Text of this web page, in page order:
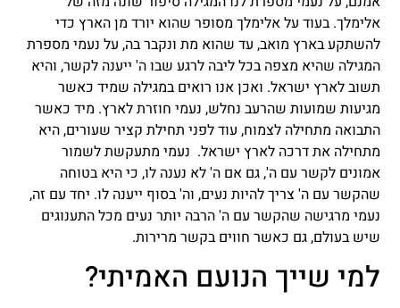
אלימלך. בעוד על אלימלך מסופר שהוא יורד מן הארץ כדי
להשתקע בארץ מואב, עד שהוא מת ונקבר בה, על נעמי מספרת
המגילה שהיא מצפה בכל ליבה לרגע שבו ה' ייענה לקשר, והיא
תשוב לארץ ישראל. ואכן אנו רואים במגילה שמיד כאשר
מגיעות שמועות שהרעב נחלש, נעמי חוזרת לארץ. מיד כאשר
התבואה מתחילה לצמוח, עוד לפני תחילת קציר שעורים, היא
מתחילה את דרכה לארץ ישראל. נעמי מתעקשת לשמור
אמונים לקשר עם ה', גם אם ה' לא נענה לו, כי היא בטוחה
שהקשר עם ה' צריך להיות נעים, וה' בסוף ייענה לו. יחד עם זה,
נעמי מרגישה שהקשר עם ה' הרבה יותר נעים מכל התענוגים
שיש בעולם, גם כאשר חווים בקשר מרירות.
למי שייך הנועם האמיתי?